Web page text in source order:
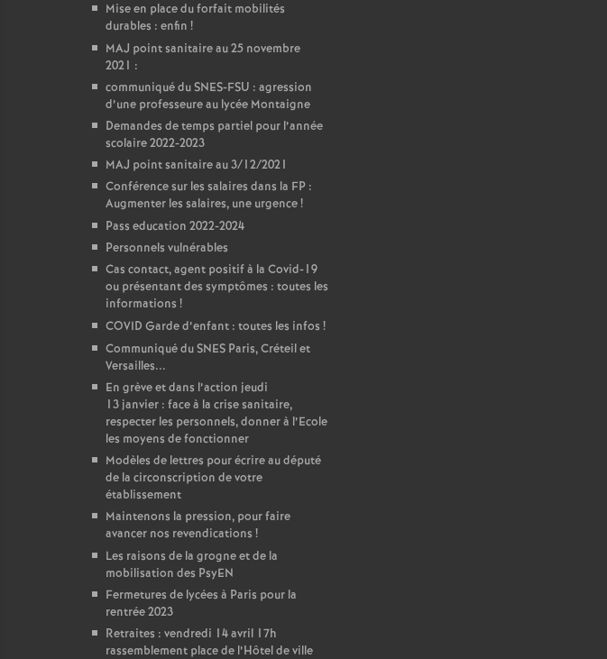
Mise en place du forfait mobilités
durables : enfin !
MAJ point sanitaire au 25 novembre
2021 :
communiqué du SNES-FSU : agression
d’une professeure au lycée Montaigne
Demandes de temps partiel pour l’année
scolaire 2022-2023
MAJ point sanitaire au 3/12/2021
Conférence sur les salaires dans la FP :
Augmenter les salaires, une urgence!
Pass education 2022-2024
Personnels vulnérables
Cas contact, agent positif à la Covid-19
ou présentant des symptômes : toutes les
informations !
COVID Garde d’enfant : toutes les infos !
Communiqué du SNES Paris, Créteil et
Versailles...
En grève et dans l’action jeudi
13 janvier : face à la crise sanitaire,
respecter les personnels, donner à l’Ecole
les moyens de fonctionner
Modèles de lettres pour écrire au député
de la circonscription de votre
établissement
Maintenons la pression, pour faire
avancer nos revendications !
Les raisons de la grogne et de la
mobilisation des PsyEN
Fermetures de lycées à Paris pour la
rentrée 2023
Retraites : vendredi 14 avril 17h
rassemblement place de l’Hôtel de ville